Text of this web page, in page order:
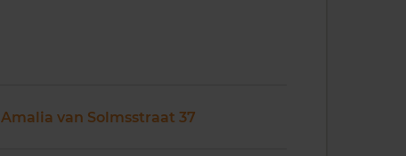
Amalia van Solmsstraat 37